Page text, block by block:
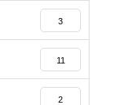
3
11
2